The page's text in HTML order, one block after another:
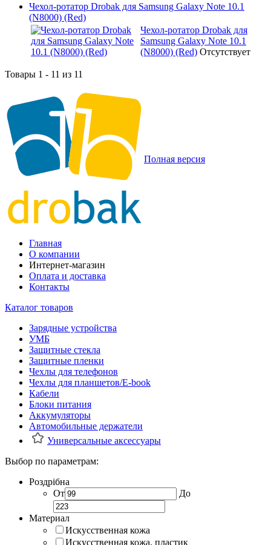
Чехол-ротатор Drobak для Samsung Galaxy Note 10.1
(N8000) (Red)
Чехол-ротатор Drobak для
Samsung Galaxy Note 10.1
(N8000) (Red) Отсутствует
Товары 1 - 11 из 11
Полная версия
Главная
О компании
Интернет-магазин
Оплата и доставка
Контакты
Каталог товаров
Зарядные устройства
УМБ
Защитные стекла
Защитные пленки
Чехлы для телефонов
Чехлы для планшетов/E-book
Кабели
Блоки питания
Аккумуляторы
Автомобильные держатели
Универсальные аксессуары
Выбор по параметрам:
Роздрібна
От
До
Материал
Искусственная кожа
Искусственная кожа, пластик